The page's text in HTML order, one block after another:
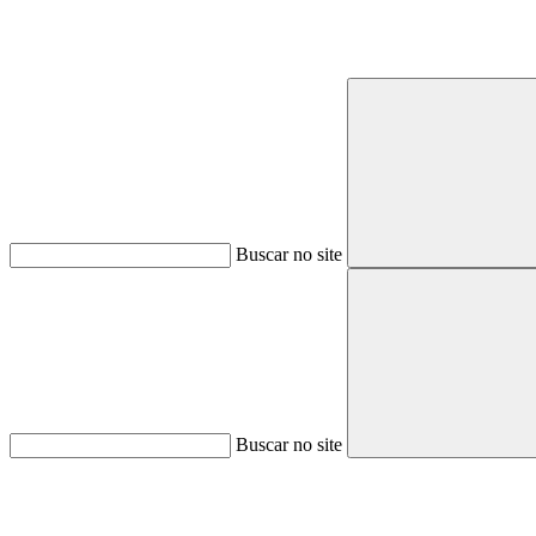
Buscar no site
Buscar no site